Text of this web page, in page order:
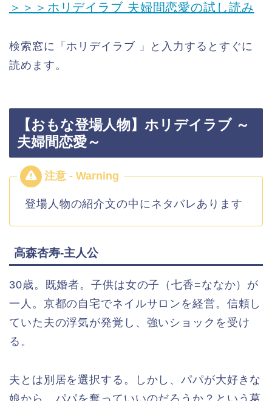
＞＞＞ホリデイラブ 夫婦間恋愛の試し読み
検索窓に「ホリデイラブ 」と入力するとすぐに
読めます。
【おもな登場人物】ホリデイラブ ～
夫婦間恋愛～
登場人物の紹介文の中にネタバレあります
高森杏寿-主人公
30歳。既婚者。子供は女の子（七香=ななか）が
一人。京都の自宅でネイルサロンを経営。信頼し
ていた夫の浮気が発覚し、強いショックを受け
る。
夫とは別居を選択する。しかし、パパが大好きな
娘から、パパを奪っていいのだろうか？という葛